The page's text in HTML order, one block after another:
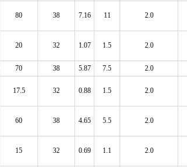
80 38 7.16 11 2.0
20 32 1.07 1.5 2.0
70 38 5.87 7.5 2.0
17.5 32 0.88 1.5 2.0
60 38 4.65 5.5 2.0
15 32 0.69 1.1 2.0